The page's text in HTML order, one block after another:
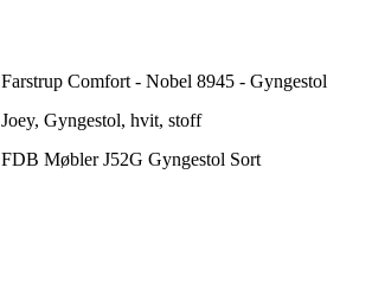
Farstrup Comfort - Nobel 8945 - Gyngestol
Joey, Gyngestol, hvit, stoff
FDB Møbler J52G Gyngestol Sort